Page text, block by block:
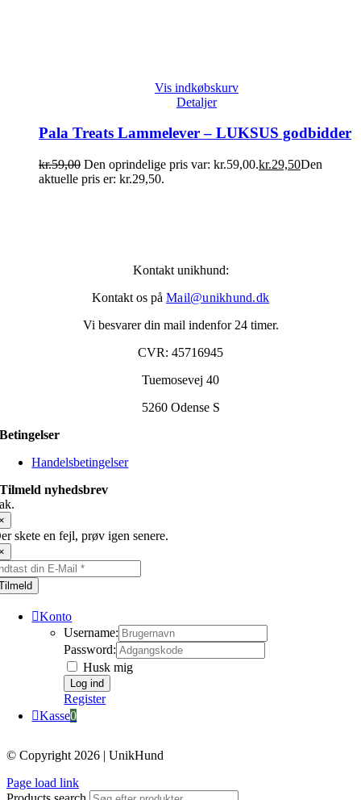
Vis indkøbskurv
Detaljer
Pala Treats Lammelever – LUKSUS godbidder
kr.59,00 Den oprindelige pris var: kr.59,00.kr.29,50Den
aktuelle pris er: kr.29,50.
Kontakt unikhund:
Kontakt os på Mail@unikhund.dk
Vi besvarer din mail indenfor 24 timer.
CVR: 45716945
Tuemosevej 40
5260 Odense S
Betingelser
Handelsbetingelser
Tilmeld nyhedsbrev
skete en fejl, prøv igen senere.
Konto
Username:
Password:
Husk mig
Register
Kasse0
© Copyright 2026 | UnikHund
Page load link